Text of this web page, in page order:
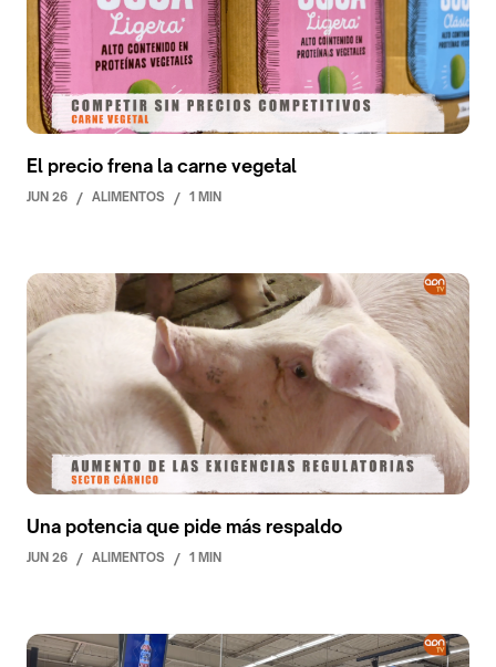
El precio frena la carne vegetal
JUN 26 / ALIMENTOS / 1 MIN
Una potencia que pide más respaldo
JUN 26 / ALIMENTOS / 1 MIN